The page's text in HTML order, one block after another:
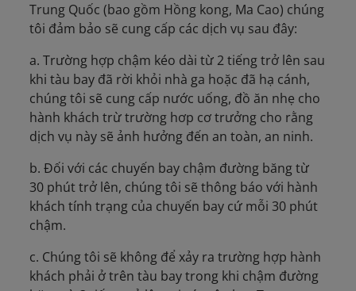
Trung Quốc (bao gồm Hồng kong, Ma Cao) chúng
tôi đảm bảo sẽ cung cấp các dịch vụ sau đây:
a. Trường hợp chậm kéo dài từ 2 tiếng trở lên sau
khi tàu bay đã rời khỏi nhà ga hoặc đã hạ cánh,
chúng tôi sẽ cung cấp nước uống, đồ ăn nhẹ cho
hành khách trừ trường hơp cơ trưởng cho rằng
dịch vụ này sẽ ảnh hưởng đến an toàn, an ninh.
b. Đối với các chuyến bay chậm đường băng từ
30 phút trở lên, chúng tôi sẽ thông báo với hành
khách tính trạng của chuyến bay cứ mỗi 30 phút
chậm.
c. Chúng tôi sẽ không để xảy ra trường hợp hành
khách phải ở trên tàu bay trong khi chậm đường